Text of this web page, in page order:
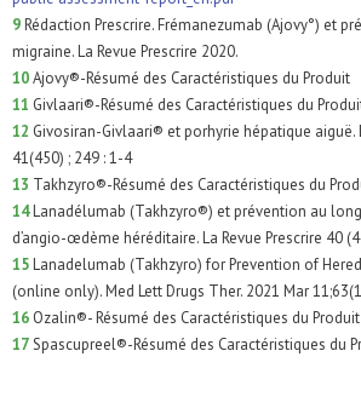
9Rédaction Prescrire. Frémanezumab (Ajovy°) et
migraine. La Revue Prescrire 2020.
10Ajovy®-Résumé des Caractéristiques du Produit
11 Givlaari®-Résumé des Caractéristiques du
12 Givosiran-Givlaari® et porhyrie hépatique aiguë.
41(450) ; 249 : 1-4
13 Takhzyro®-Résumé des Caractéristiques du
14Lanadélumab (Takhzyro®) et prévention au
d’angio-œdème héréditaire. La Revue Prescrire 40
15Lanadelumab (Takhzyro) for Prevention of
(online only). Med Lett Drugs Ther. 2021 Mar
16 Ozalin®- Résumé des Caractéristiques du Produit
17Spascupreel®-Résumé des Caractéristiques du